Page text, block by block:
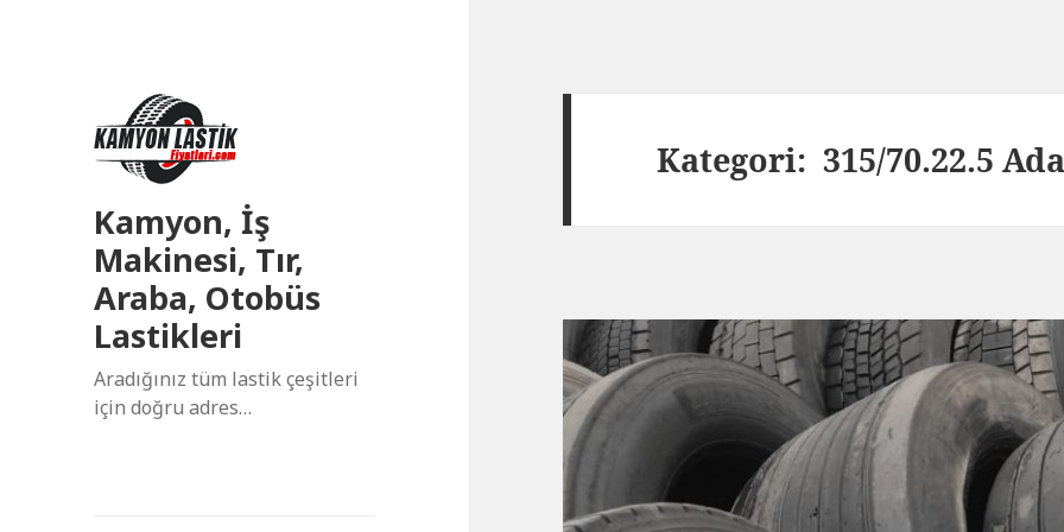
Kamyon, İş
Makinesi, Tır,
Araba, Otobüs
Lastikleri
Aradığınız tüm lastik çeşitleri
için doğru adres…
Kategori: 315/70.22.5